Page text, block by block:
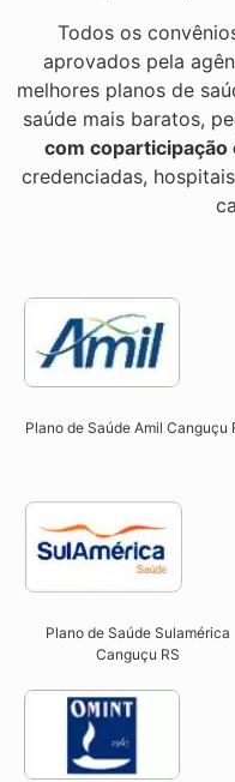
Todos os
aprovados pela
melhores planos de
saúde mais baratos,
com coparticipação
credenciadas,
Plano de Saúde Amil Canguçu
Plano de Saúde Sulamérica
Canguçu RS